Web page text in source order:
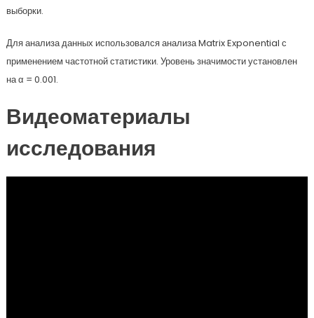
выборки.
Для анализа данных использовался анализа Matrix Exponential с
применением частотной статистики. Уровень значимости установлен
на α = 0.001.
Видеоматериалы
исследования